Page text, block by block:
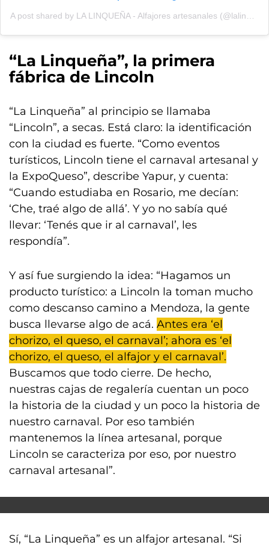
“La Linqueña”, la primera
fábrica de Lincoln
“La Linqueña” al principio se llamaba
“Lincoln”, a secas. Está claro: la identificación
con la ciudad es fuerte. “Como eventos
turísticos, Lincoln tiene el carnaval artesanal y
la ExpoQueso”, describe Yapur, y cuenta:
“Cuando estudiaba en Rosario, me decían:
‘Che, traé algo de allá’. Y yo no sabía qué
llevar: ‘Tenés que ir al carnaval’, les
respondía”.
Y así fue surgiendo la idea: “Hagamos un
producto turístico: a Lincoln la toman mucho
como descanso camino a Mendoza, la gente
busca llevarse algo de acá. Antes era ‘el
chorizo, el queso, el carnaval’; ahora es ‘el
chorizo, el queso, el alfajor y el carnaval’.
Buscamos que todo cierre. De hecho,
nuestras cajas de regalería cuentan un poco
la historia de la ciudad y un poco la historia de
nuestro carnaval. Por eso también
mantenemos la línea artesanal, porque
Lincoln se caracteriza por eso, por nuestro
carnaval artesanal”.
Sí, “La Linqueña” es un alfajor artesanal. “Si